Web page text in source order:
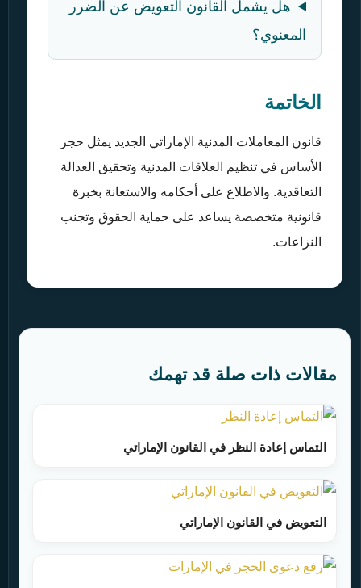
هل يشمل القانون التعويض عن الضرر
المعنوي؟
الخاتمة
قانون المعاملات المدنية الإماراتي الجديد يمثل حجر
الأساس في تنظيم العلاقات المدنية وتحقيق العدالة
التعاقدية. والاطلاع على أحكامه والاستعانة بخبرة
قانونية متخصصة يساعد على حماية الحقوق وتجنب
النزاعات.
مقالات ذات صلة قد تهمك
التماس إعادة النظر في القانون الإماراتي
التعويض في القانون الإماراتي